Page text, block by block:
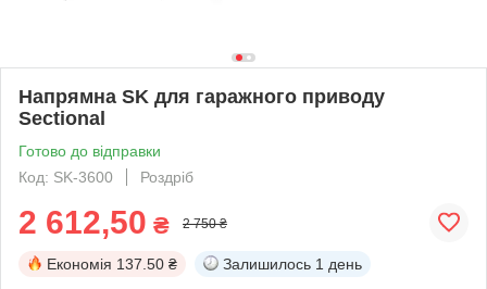
Напрямна SK для гаражного приводу
Sectional
Готово до відправки
Код: SK-3600
Роздріб
2 612,50 ₴ 2 750 ₴
Економія 137.50 ₴ Залишилось 1 день